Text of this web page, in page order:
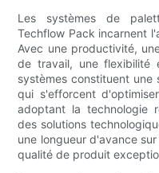
Les systèmes de
Techflow Pack incarnent
Avec une productivité,
de travail, une flexibilité
systèmes constituent une
qui s'efforcent
adoptant la technologie
des solutions
une longueur d'avance
qualité de produit